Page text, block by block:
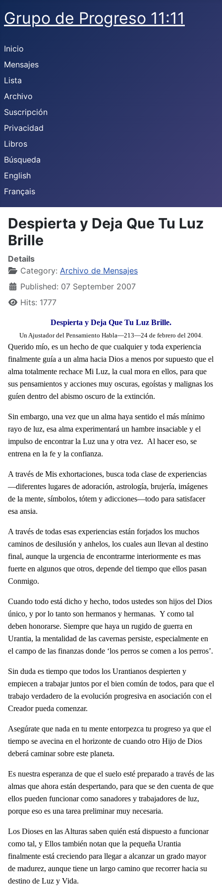
Grupo de Progreso 11:11
Inicio
Mensajes
Lista
Archivo
Suscripción
Privacidad
Libros
Búsqueda
English
Français
Despierta y Deja Que Tu Luz
Brille
Details
Category: Archivo de Mensajes
Published: 07 September 2007
Hits: 1777
Despierta y Deja Que Tu Luz Brille.
Un Ajustador del Pensamiento Habla—213—24 de febrero del 2004.
Querido mío, es un hecho de que cualquier y toda experiencia
finalmente guía a un alma hacia Dios a menos por supuesto que el
alma totalmente rechace Mi Luz, la cual mora en ellos, para que
sus pensamientos y acciones muy oscuras, egoístas y malignas los
guíen dentro del abismo oscuro de la extinción.
Sin embargo, una vez que un alma haya sentido el más mínimo
rayo de luz, esa alma experimentará un hambre insaciable y el
impulso de encontrar la Luz una y otra vez. Al hacer eso, se
entrena en la fe y la confianza.
A través de Mis exhortaciones, busca toda clase de experiencias
—diferentes lugares de adoración, astrología, brujería, imágenes
de la mente, símbolos, tótem y adicciones—todo para satisfacer
esa ansia.
A través de todas esas experiencias están forjados los muchos
caminos de desilusión y anhelos, los cuales aun llevan al destino
final, aunque la urgencia de encontrarme interiormente es mas
fuerte en algunos que otros, depende del tiempo que ellos pasan
Conmigo.
Cuando todo está dicho y hecho, todos ustedes son hijos del Dios
único, y por lo tanto son hermanos y hermanas. Y como tal
deben honorarse. Siempre que haya un rugido de guerra en
Urantia, la mentalidad de las cavernas persiste, especialmente en
el campo de las finanzas donde ‘los perros se comen a los perros’.
Sin duda es tiempo que todos los Urantianos despierten y
empiecen a trabajar juntos por el bien común de todos, para que el
trabajo verdadero de la evolución progresiva en asociación con el
Creador pueda comenzar.
Asegúrate que nada en tu mente entorpezca tu progreso ya que el
tiempo se avecina en el horizonte de cuando otro Hijo de Dios
deberá caminar sobre este planeta.
Es nuestra esperanza de que el suelo esté preparado a través de las
almas que ahora están despertando, para que se den cuenta de que
ellos pueden funcionar como sanadores y trabajadores de luz,
porque eso es una tarea preliminar muy necesaria.
Los Dioses en las Alturas saben quién está dispuesto a funcionar
como tal, y Ellos también notan que la pequeña Urantia
finalmente está creciendo para llegar a alcanzar un grado mayor
de madurez, aunque tiene un largo camino que recorrer hacia su
destino de Luz y Vida.